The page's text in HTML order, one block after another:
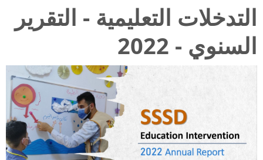
التدخلات التعليمية - التقرير
السنوي - 2022